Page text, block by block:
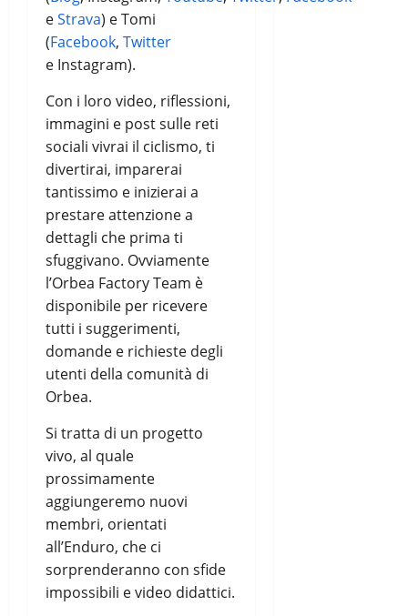
eStrava) e Tomi
(Facebook, Twitter
e Instagram).
Con i loro video, riflessioni,
immagini e post sulle reti
sociali vivrai il ciclismo, ti
divertirai, imparerai
tantissimo e inizierai a
prestare attenzione a
dettagli che prima ti
sfuggivano. Ovviamente
l’Orbea Factory Team è
disponibile per ricevere
tutti i suggerimenti,
domande e richieste degli
utenti della comunità di
Orbea.
Si tratta di un progetto
vivo, al quale
prossimamente
aggiungeremo nuovi
membri, orientati
all’Enduro, che ci
sorprenderanno con sfide
impossibili e video didattici.